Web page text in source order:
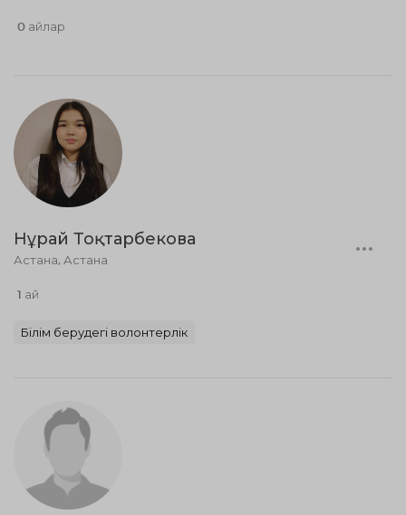
0 айлар
Нұрай Тоқтарбекова
Астана, Астана
1 ай
Білім берудегі волонтерлік